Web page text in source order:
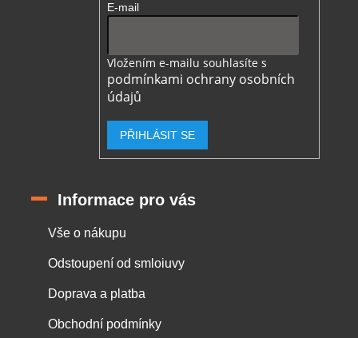
E-mail
Vložením e-mailu souhlasíte s
podmínkami ochrany osobních
údajů
PŘIHLÁSIT SE
Informace pro vás
Vše o nákupu
Odstoupení od smloiuvy
Doprava a platba
Obchodní podmínky